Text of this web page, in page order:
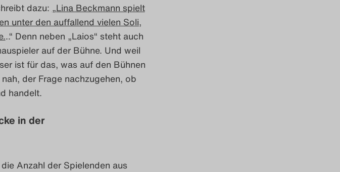
dazu: „Lina Beckmann spielt
unter den auffallend vielen Soli,
..“ Denn neben „Laios“ steht auch
auf der Bühne. Und weil
ist für das, was auf den Bühnen
der Frage nachzugehen, ob
handelt.
in der
Anzahl der Spielenden aus